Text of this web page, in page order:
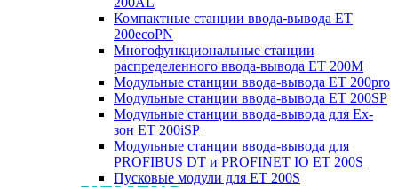
Компактные станции ввода-вывода ET
200ecoPN
Многофункциональные станции
распределенного ввода-вывода ET 200M
Модульные станции ввода-вывода ET 200pro
Модульные станции ввода-вывода ET 200SP
Модульные станции ввода-вывода для Ex-
зон ET 200iSP
Модульные станции ввода-вывода для
PROFIBUS DT и PROFINET IO ET 200S
Пусковые модули для ET 200S